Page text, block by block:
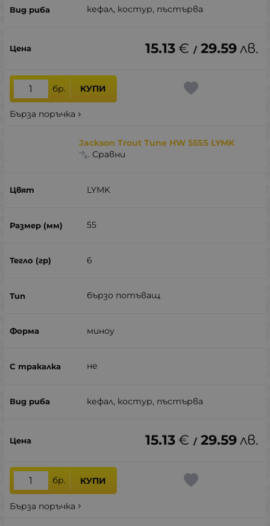
кефал, костур, пъстърва
15.13€ / 29.59лв.
бр. КУПИ
Бърза поръчка
Jackson Trout Tune HW 55SS LYMK
Сравни
LYMK
55
6
бързо потъващ
миноу
не
кефал, костур, пъстърва
15.13€ / 29.59лв.
бр. КУПИ
Бърза поръчка